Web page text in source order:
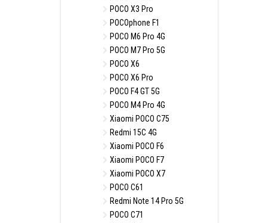
POCO X3 Pro
POCOphone F1
POCO M6 Pro 4G
POCO M7 Pro 5G
POCO X6
POCO X6 Pro
POCO F4 GT 5G
POCO M4 Pro 4G
Xiaomi POCO C75
Redmi 15C 4G
Xiaomi POCO F6
Xiaomi POCO F7
Xiaomi POCO X7
POCO C61
Redmi Note 14 Pro 5G
POCO C71